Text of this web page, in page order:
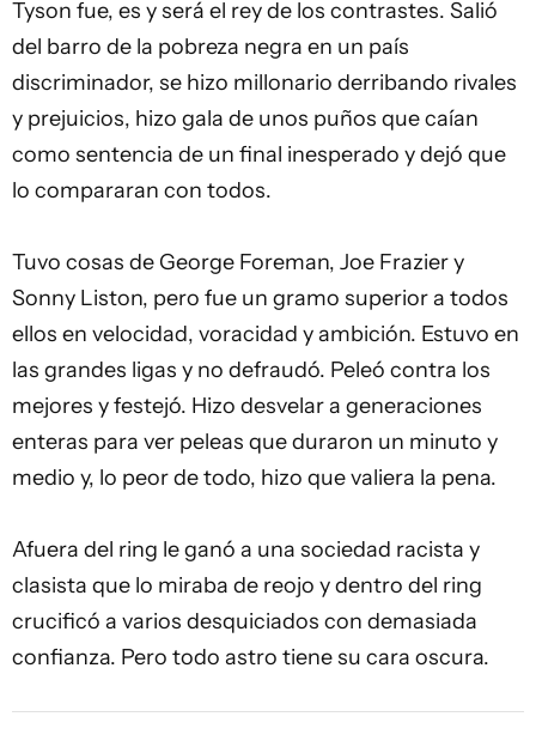
Tyson fue, es y será el rey de los contrastes. Salió
del barro de la pobreza negra en un país
discriminador, se hizo millonario derribando rivales
y prejuicios, hizo gala de unos puños que caían
como sentencia de un final inesperado y dejó que
lo compararan con todos.
Tuvo cosas de George Foreman, Joe Frazier y
Sonny Liston, pero fue un gramo superior a todos
ellos en velocidad, voracidad y ambición. Estuvo en
las grandes ligas y no defraudó. Peleó contra los
mejores y festejó. Hizo desvelar a generaciones
enteras para ver peleas que duraron un minuto y
medio y, lo peor de todo, hizo que valiera la pena.
Afuera del ring le ganó a una sociedad racista y
clasista que lo miraba de reojo y dentro del ring
crucificó a varios desquiciados con demasiada
confianza. Pero todo astro tiene su cara oscura.